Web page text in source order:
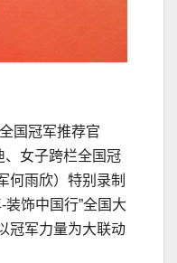
国冠军推荐官
、女子跨栏全国冠
何雨欣）特别录制
饰中国行”全国大
冠军力量为大联动